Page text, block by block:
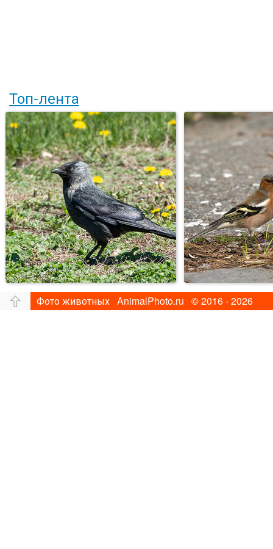
Топ-лента
Фото животных AnimalPhoto.ru © 2016 - 2026